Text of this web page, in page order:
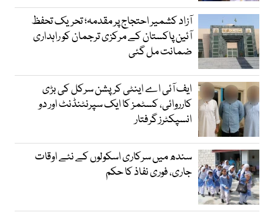
آزاد کشمیر احتجاج پر مقدمہ؛ تحریک تحفظ
آئین پاکستان کے مرکزی ترجمان کو راہداری
ضمانت مل گئی
ایف آئی اے اینٹی کرپشن سرکل کی بڑی
کارروائی، کسٹمز کا ایک سپرنٹنڈنٹ اور دو
انسپکٹرز گرفتار
سندھ میں سرکاری اسکولوں کے نئے اوقات
جاری، فوری نفاذ کا حکم